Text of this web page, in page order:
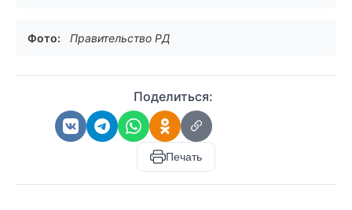
Фото: Правительство РД
Поделиться:
Печать